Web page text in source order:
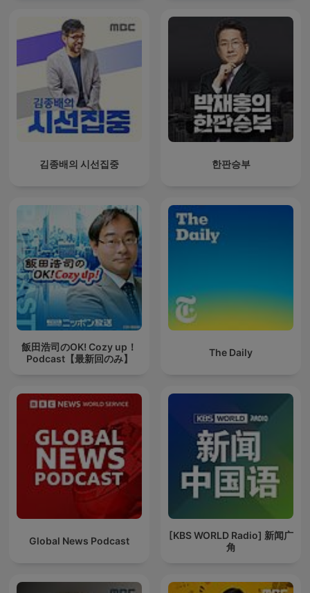
김종배의 시선집중 한판승부
飯田浩司のOK! Cozy up！
Podcast【最新回のみ】
The Daily
Global News Podcast
[KBS WORLD Radio] 新闻广
角